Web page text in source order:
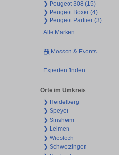
❯ Peugeot 308 (15)
❯ Peugeot Boxer (4)
❯ Peugeot Partner (3)
Alle Marken
Messen & Events
Experten finden
Orte im Umkreis
❯ Heidelberg
❯ Speyer
❯ Sinsheim
❯ Leimen
❯ Wiesloch
❯ Schwetzingen